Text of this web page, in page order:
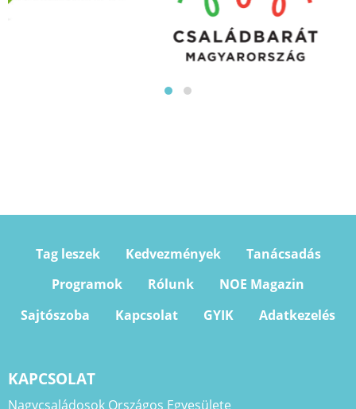
Tag leszek Kedvezmények
Tanácsadás
Programok
Rólunk
NOE Magazin
Sajtószoba
Kapcsolat GYIK Adatkezelés
KAPCSOLAT
Nagycsaládosok Országos Egyesülete